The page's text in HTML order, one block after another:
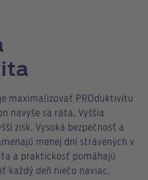
je maximalizovať PROduktivitu
navyše sa ráta. Vyššia
zisk. Vysoká bezpečnosť a
menej dní strávených v
a praktickosť pomáhajú
každý deň niečo naviac.